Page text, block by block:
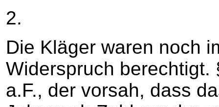
2.
Die Kläger waren noch
Widerspruch berechtigt.
a.F., der vorsah, dass